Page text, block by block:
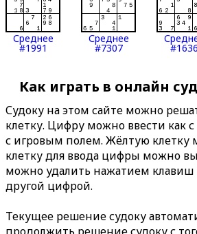
Среднее
#1991
Среднее
#7307 #1636
Как играть в онлайн
Судоку на этом сайте можно
клетку. Цифру можно ввести как
с игровым полем. Жёлтую
клетку для ввода цифры можно
можно удалить нажатием клавиш
другой цифрой.
Текущее решение судоку